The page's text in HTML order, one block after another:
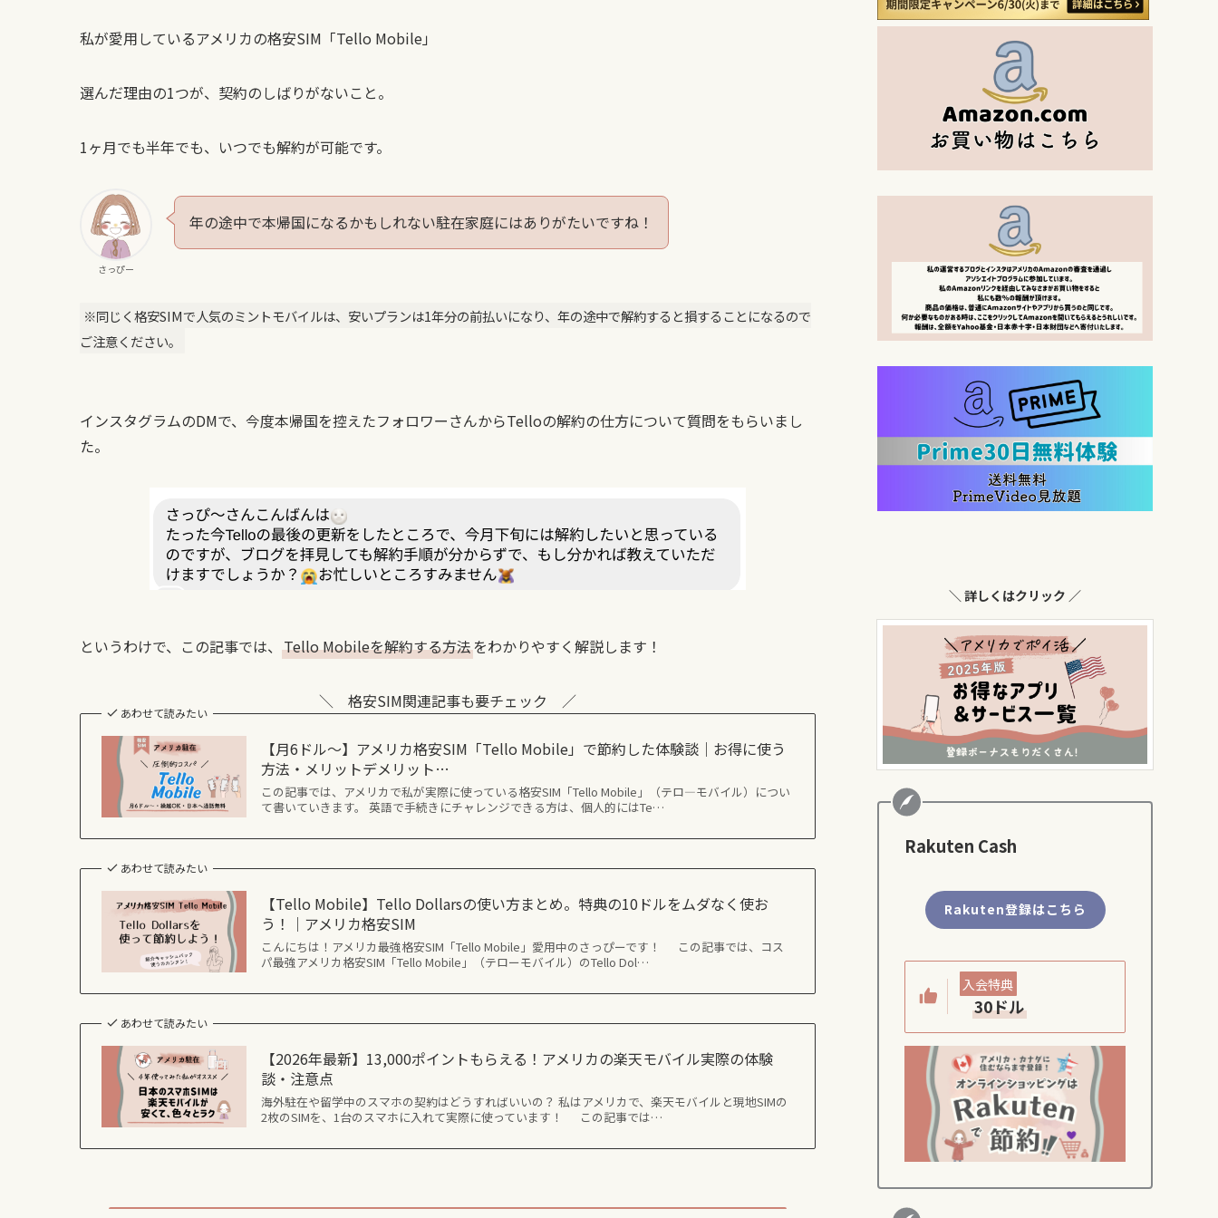
私が愛用しているアメリカの格安SIM「Tello Mobile」
選んだ理由の1つが、契約のしばりがないこと。
1ヶ月でも半年でも、いつでも解約が可能です。
さっぴー
年の途中で本帰国になるかもしれない駐在家庭にはありがたいですね！
※同じく格安SIMで人気のミントモバイルは、安いプランは1年分の前払いになり、年の途中で解約すると損することになるので
ご注意ください。
インスタグラムのDMで、今度本帰国を控えたフォロワーさんからTelloの解約の仕方について質問をもらいまし
た。
というわけで、この記事では、 Tello Mobileを解約する方法をわかりやすく解説します！
＼ 格安SIM関連記事も要チェック ／
あわせて読みたい
【月6ドル～】アメリカ格安SIM「Tello Mobile」で節約した体験談｜お得に使う
方法・メリットデメリット…
この記事では、アメリカで私が実際に使っている格安SIM「Tello Mobile」（テロ―モバイル）につい
て書いていきます。 英語で手続きにチャレンジできる方は、個人的にはTe…
あわせて読みたい
【Tello Mobile】Tello Dollarsの使い方まとめ。特典の10ドルをムダなく使お
う！｜アメリカ格安SIM
こんにちは！アメリカ最強格安SIM「Tello Mobile」愛用中のさっぴーです！ この記事では、コス
パ最強アメリカ格安SIM「Tello Mobile」（テローモバイル）のTello Dol…
あわせて読みたい
【2026年最新】13,000ポイントもらえる！アメリカの楽天モバイル実際の体験
談・注意点
海外駐在や留学中のスマホの契約はどうすればいいの？ 私はアメリカで、楽天モバイルと現地SIMの
2枚のSIMを、1台のスマホに入れて実際に使っています！ この記事では…
＼ 詳しくはクリック ／
Rakuten Cash
Rakuten登録はこちら
入会特典
30ドル